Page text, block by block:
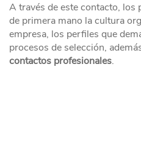
A través de este contacto,
de primera mano la cultura
empresa, los perfiles que
procesos de selección,
contactos profesionales.